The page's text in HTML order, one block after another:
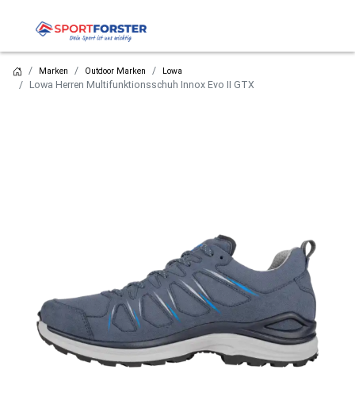
Marken Outdoor Marken Lowa
Lowa Herren Multifunktionsschuh Innox Evo II GTX